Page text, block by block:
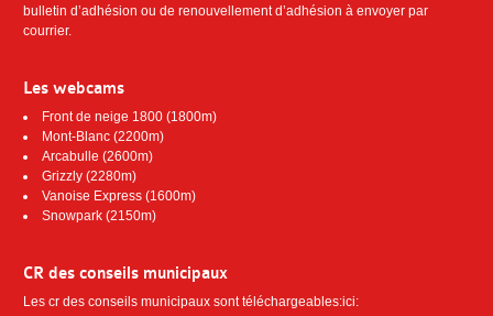
bulletin d’adhésion ou de renouvellement d’adhésion à envoyer par
courrier.
Les webcams
Front de neige 1800 (1800m)
Mont-Blanc (2200m)
Arcabulle (2600m)
Grizzly (2280m)
Vanoise Express (1600m)
Snowpark (2150m)
CR des conseils municipaux
Les cr des conseils municipaux sont téléchargeables:ici: